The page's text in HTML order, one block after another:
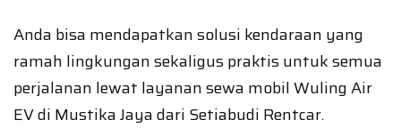
Anda bisa mendapatkan solusi kendaraan yang
ramah lingkungan sekaligus praktis untuk semua
perjalanan lewat layanan sewa mobil Wuling Air
EV di Mustika Jaya dari Setiabudi Rentcar.